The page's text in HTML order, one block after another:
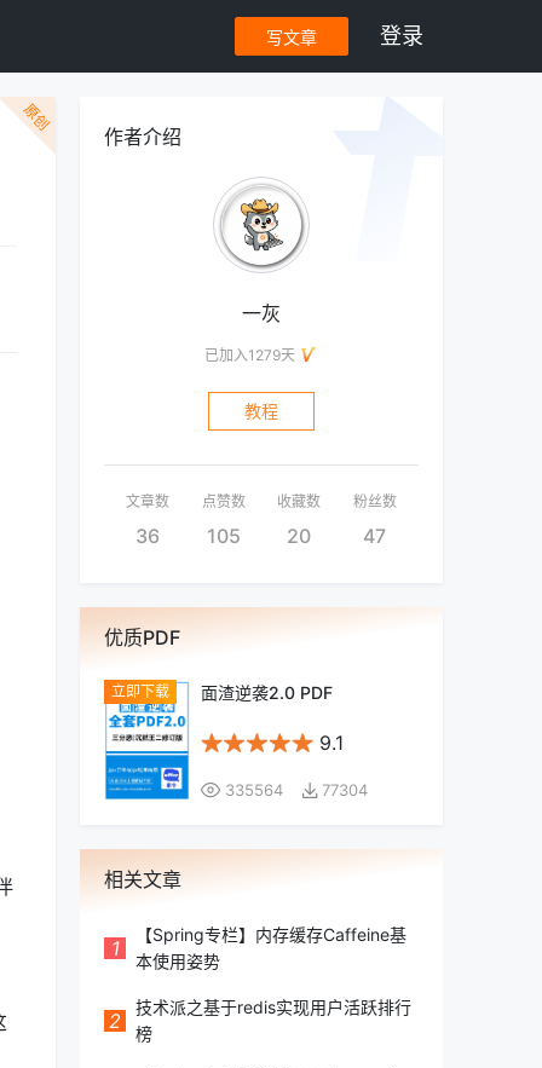
写文章 登录
原创
作者介绍
一灰
已加入1279天
教程
文章数
36
点赞数
105
收藏数
20
粉丝数
47
优质PDF
面渣逆袭2.0 PDF
9.1
335564 77304
相关文章
1
【Spring专栏】内存缓存Caffeine基
本使用姿势
2
技术派之基于redis实现用户活跃排行
榜